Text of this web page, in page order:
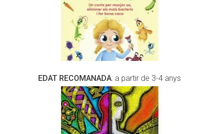
EDAT RECOMANADA: a partir de 3-4 anys